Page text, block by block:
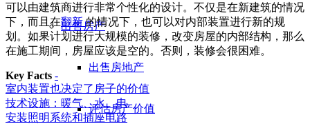
出售房产
出售房地产
评估房产价值
可以由建筑商进行非常个性化的设计。不仅是在新建筑的情况
下，而且在翻新的情况下，也可以对内部装置进行新的规
划。如果计划进行大规模的装修，改变房屋的内部结构，那么
在施工期间，房屋应该是空的。否则，装修会很困难。
Key Facts -
室内装置也决定了房子的价值
技术设施：暖气、水、电
安装照明系统和插座电路